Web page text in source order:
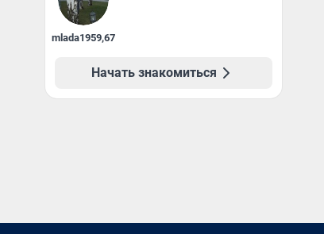
mlada1959,67
Начать знакомиться